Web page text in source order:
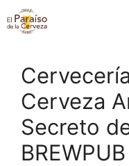
Saltar
al
Cerveza
Secreto
BREWPUB